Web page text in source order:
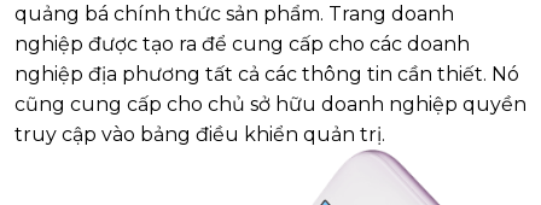
quảng bá chính thức sản phẩm. Trang doanh
nghiệp được tạo ra để cung cấp cho các doanh
nghiệp địa phương tất cả các thông tin cần thiết. Nó
cũng cung cấp cho chủ sở hữu doanh nghiệp quyền
truy cập vào bảng điều khiển quản trị.